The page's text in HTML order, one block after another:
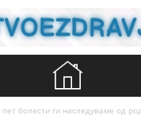
болести ги наследуваме од